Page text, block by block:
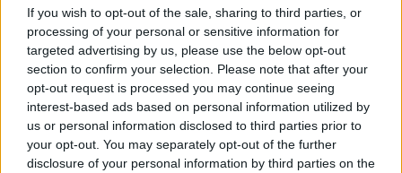
If you wish to opt-out of the sale, sharing to third parties, or
processing of your personal or sensitive information for
targeted advertising by us, please use the below opt-out
section to confirm your selection. Please note that after your
opt-out request is processed you may continue seeing
interest-based ads based on personal information utilized by
us or personal information disclosed to third parties prior to
your opt-out. You may separately opt-out of the further
disclosure of your personal information by third parties on the
news
RELATED ARTICLES MORE FROM AUTHOR